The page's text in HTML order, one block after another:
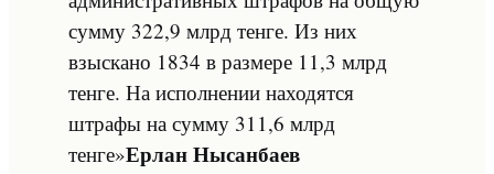
сумму 322,9 млрд тенге. Из них
взыскано 1834 в размере 11,3 млрд
тенге. На исполнении находятся
штрафы на сумму 311,6 млрд
тенге»Ерлан Нысанбаев